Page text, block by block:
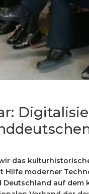
das
Hilfe moderner
Deutschland auf dem